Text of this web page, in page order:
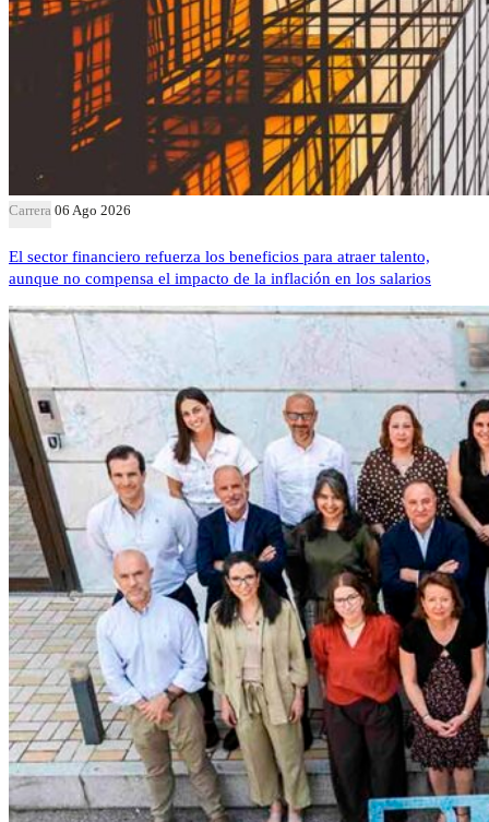
Carrera 06 Ago 2026
El sector financiero refuerza los beneficios para atraer talento,
aunque no compensa el impacto de la inflación en los salarios